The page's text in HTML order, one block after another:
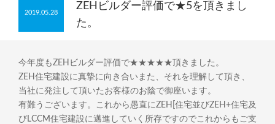
2019.05.28
ZEHビルダー評価で★5を頂きまし
た。
今年度もZEHビルダー評価で★★★★★頂きました。
ZEH住宅建設に真摯に向き合いまた、それを理解して頂き、
当社に発注して頂いたお客様のお陰で御座います。
有難うございます。これから愚直にZEH[住宅並びZEH+住宅及
びLCCM住宅建設に邁進していく所存ですのでこれからもご支